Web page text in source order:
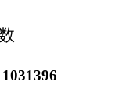
1031396